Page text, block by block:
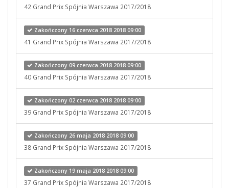
42 Grand Prix Spójnia Warszawa 2017/2018
Zakończony 16 czerwca 2018 2018 09:00
41 Grand Prix Spójnia Warszawa 2017/2018
Zakończony 09 czerwca 2018 2018 09:00
40 Grand Prix Spójnia Warszawa 2017/2018
Zakończony 02 czerwca 2018 2018 09:00
39 Grand Prix Spójnia Warszawa 2017/2018
Zakończony 26 maja 2018 2018 09:00
38 Grand Prix Spójnia Warszawa 2017/2018
Zakończony 19 maja 2018 2018 09:00
37 Grand Prix Spójnia Warszawa 2017/2018